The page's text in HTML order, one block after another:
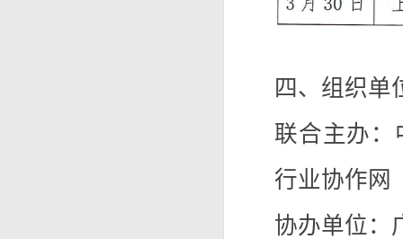
四、组织单
联合主办：
行业协作网
协办单位：